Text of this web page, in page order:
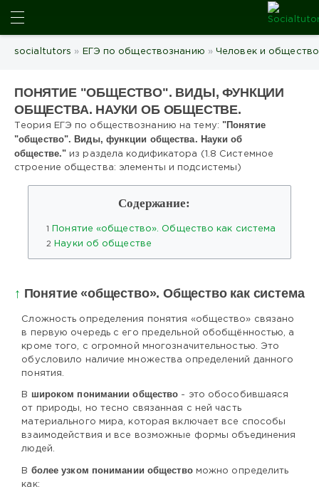
ИСКАТЬ
socialtutors » ЕГЭ по обществознанию »Человек и
ПОНЯТИЕ "ОБЩЕСТВО". ВИДЫ, ФУНКЦИИ
ОБЩЕСТВА. НАУКИ ОБ ОБЩЕСТВЕ.
Теория ЕГЭ по обществознанию на тему: "Понятие
"общество". Виды, функции общества. Науки об
обществе." из раздела кодификатора (1.8 Системное
строение общества: элементы и подсистемы)
Содержание:
1
Понятие «общество». Общество как система
2
Науки об обществе
↑ Понятие «общество». Общество как система
Сложность определения понятия «общество» связано
в первую очередь с его предельной обобщённостью, а
кроме того, с огромной многозначительностью. Это
обусловило наличие множества определений данного
понятия.
В широком понимании общество - это обособившаяся
от природы, но тесно связанная с ней часть
материального мира, которая включает все способы
взаимодействия и все возможные формы объединения
людей.
В более узком понимании общество можно определить
как: